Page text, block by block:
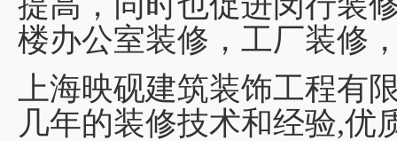
楼办公室装修，工厂装修
上海映砚建筑装饰工程有
几年的装修技术和经验,优